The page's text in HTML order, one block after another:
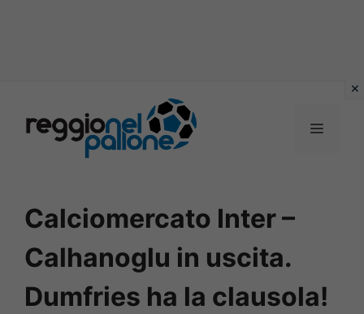
contenuto
MENU
Calciomercato Inter –
Calhanoglu in uscita.
Dumfries ha la clausola!